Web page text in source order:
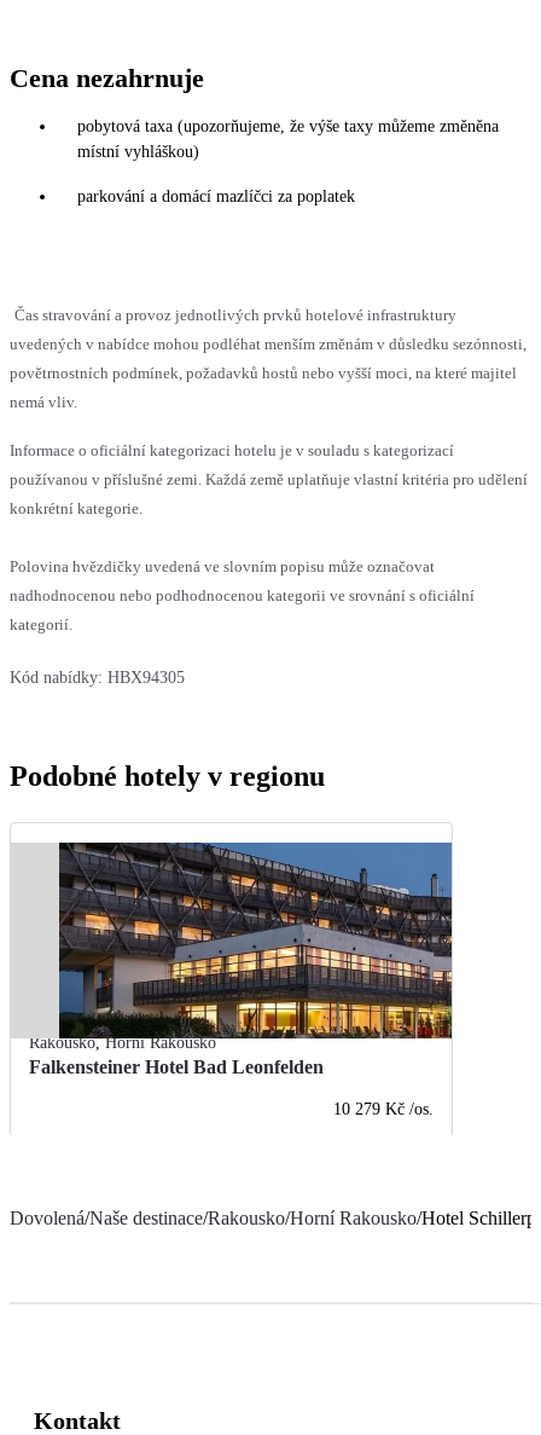
Cena nezahrnuje
pobytová taxa (upozorňujeme, že výše taxy můžeme změněna
místní vyhláškou)
parkování a domácí mazlíčci za poplatek
Čas stravování a provoz jednotlivých prvků hotelové infrastruktury
uvedených v nabídce mohou podléhat menším změnám v důsledku sezónnosti,
povětrnostních podmínek, požadavků hostů nebo vyšší moci, na které majitel
nemá vliv.
Informace o oficiální kategorizaci hotelu je v souladu s kategorizací
používanou v příslušné zemi. Každá země uplatňuje vlastní kritéria pro udělení
konkrétní kategorie.
Polovina hvězdičky uvedená ve slovním popisu může označovat
nadhodnocenou nebo podhodnocenou kategorii ve srovnání s oficiální
kategorií.
Kód nabídky: HBX94305
Podobné hotely v regionu
Rakousko,Horní Rakousko
Falkensteiner Hotel Bad Leonfelden
10 279 Kč /os.
Dovolená/Naše destinace/Rakousko/Horní Rakousko/Hotel
Kontakt